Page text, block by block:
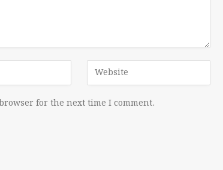
for the next time I comment.